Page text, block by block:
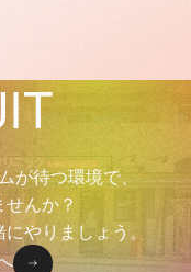
が待つ環境で、
んか？
やりましょう。